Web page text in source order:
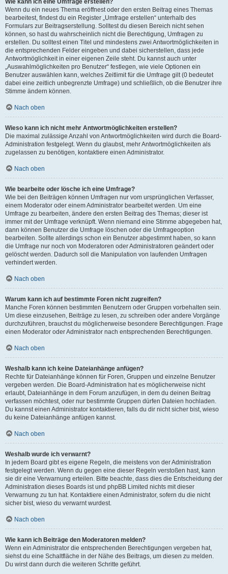
Wie kann ich eine Umfrage erstellen?
Wenn du ein neues Thema eröffnest oder den ersten Beitrag eines Themas
bearbeitest, findest du ein Register „Umfrage erstellen“ unterhalb des
Formulars zur Beitragserstellung. Solltest du diesen Bereich nicht sehen
können, so hast du wahrscheinlich nicht die Berechtigung, Umfragen zu
erstellen. Du solltest einen Titel und mindestens zwei Antwortmöglichkeiten in
die entsprechenden Felder eingeben und dabei sicherstellen, dass jede
Antwortmöglichkeit in einer eigenen Zeile steht. Du kannst auch unter
„Auswahlmöglichkeiten pro Benutzer“ festlegen, wie viele Optionen ein
Benutzer auswählen kann, welches Zeitlimit für die Umfrage gilt (0 bedeutet
dabei eine zeitlich unbegrenzte Umfrage) und schließlich, ob die Benutzer ihre
Stimme ändern können.
Nach oben
Wieso kann ich nicht mehr Antwortmöglichkeiten erstellen?
Die maximal zulässige Anzahl von Antwortmöglichkeiten wird durch die Board-
Administration festgelegt. Wenn du glaubst, mehr Antwortmöglichkeiten als
zugelassen zu benötigen, kontaktiere einen Administrator.
Nach oben
Wie bearbeite oder lösche ich eine Umfrage?
Wie bei den Beiträgen können Umfragen nur vom ursprünglichen Verfasser,
einem Moderator oder einem Administrator bearbeitet werden. Um eine
Umfrage zu bearbeiten, ändere den ersten Beitrag des Themas; dieser ist
immer mit der Umfrage verknüpft. Wenn niemand eine Stimme abgegeben hat,
dann können Benutzer die Umfrage löschen oder die Umfrageoption
bearbeiten. Sollte allerdings schon ein Benutzer abgestimmt haben, so kann
die Umfrage nur noch von Moderatoren oder Administratoren geändert oder
gelöscht werden. Dadurch soll die Manipulation von laufenden Umfragen
verhindert werden.
Nach oben
Warum kann ich auf bestimmte Foren nicht zugreifen?
Manche Foren können bestimmten Benutzern oder Gruppen vorbehalten sein.
Um diese einzusehen, Beiträge zu lesen, zu schreiben oder andere Vorgänge
durchzuführen, brauchst du möglicherweise besondere Berechtigungen. Frage
einen Moderator oder Administrator nach entsprechenden Berechtigungen.
Nach oben
Weshalb kann ich keine Dateianhänge anfügen?
Rechte für Dateianhänge können für Foren, Gruppen und einzelne Benutzer
vergeben werden. Die Board-Administration hat es möglicherweise nicht
erlaubt, Dateianhänge in dem Forum anzufügen, in dem du deinen Beitrag
verfassen möchtest, oder nur bestimmte Gruppen dürfen Dateien hochladen.
Du kannst einen Administrator kontaktieren, falls du dir nicht sicher bist, wieso
du keine Dateianhänge anfügen kannst.
Nach oben
Weshalb wurde ich verwarnt?
In jedem Board gibt es eigene Regeln, die meistens von der Administration
festgelegt werden. Wenn du gegen eine dieser Regeln verstoßen hast, kann
sie dir eine Verwarnung erteilen. Bitte beachte, dass dies die Entscheidung der
Administration dieses Boards ist und phpBB Limited nichts mit dieser
Verwarnung zu tun hat. Kontaktiere einen Administrator, sofern du die nicht
sicher bist, wieso du verwarnt wurdest.
Nach oben
Wie kann ich Beiträge den Moderatoren melden?
Wenn ein Administrator die entsprechenden Berechtigungen vergeben hat,
siehst du eine Schaltfläche in der Nähe des Beitrags, um diesen zu melden.
Du wirst dann durch die weiteren Schritte geführt.